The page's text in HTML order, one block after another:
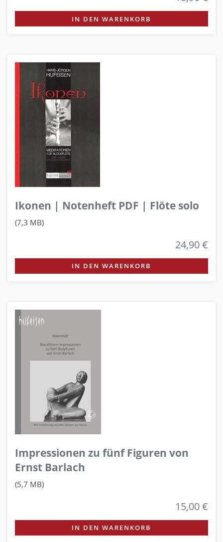
IN DEN WARENKORB
Ikonen | Notenheft PDF | Flöte solo
(7,3 MB)
24,90 €
IN DEN WARENKORB
Impressionen zu fünf Figuren von
Ernst Barlach
(5,7 MB)
15,00 €
IN DEN WARENKORB